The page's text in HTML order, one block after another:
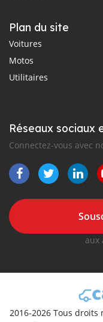
Plan du site
Voitures
Motos
Utilitaires
Réseaux sociaux
Connectez-vous avec
aux
2016-2026 Tous